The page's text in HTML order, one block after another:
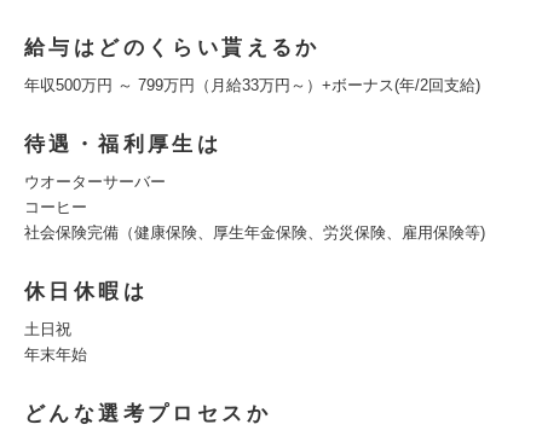
給与はどのくらい貰えるか
年収500万円 ～ 799万円（月給33万円～）+ボーナス(年/2回支給)
待遇・福利厚生は
ウオーターサーバー
コーヒー
社会保険完備（健康保険、厚生年金保険、労災保険、雇用保険等)
休日休暇は
土日祝
年末年始
どんな選考プロセスか